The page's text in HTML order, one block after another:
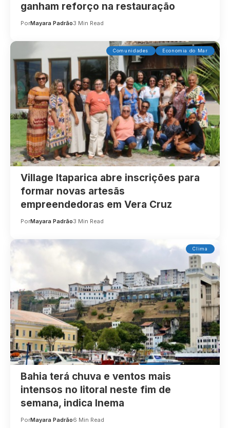
ganham reforço na restauração
PorMayara Padrão3 Min Read
Comunidades Economia do Mar
Village Itaparica abre inscrições para
formar novas artesãs
empreendedoras em Vera Cruz
PorMayara Padrão3 Min Read
Clima
Bahia terá chuva e ventos mais
intensos no litoral neste fim de
semana, indica Inema
PorMayara Padrão6 Min Read